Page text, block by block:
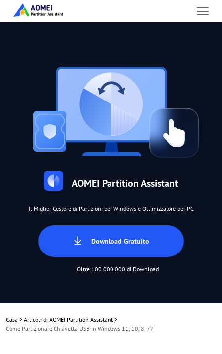
AOMEI Partition Assistant
Il Miglior Gestore di Partizioni per Windows e Ottimizzatore per PC
Download Gratuito
Oltre 100.000.000 di Download
Casa > Articoli di AOMEI Partition Assistant >
Come Partizionare Chiavetta USB in Windows 11, 10, 8, 7?